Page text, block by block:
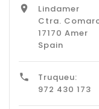

Lindamer
Ctra.
17170 Amer
Spain

Truqueu:
972 430 173